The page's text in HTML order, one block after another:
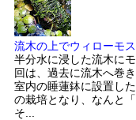
流木の上でウィローモ
半分水に浸した流木に
回は、過去に流木へ巻
室内の睡蓮鉢に設置し
の栽培となり、なんと
そ...